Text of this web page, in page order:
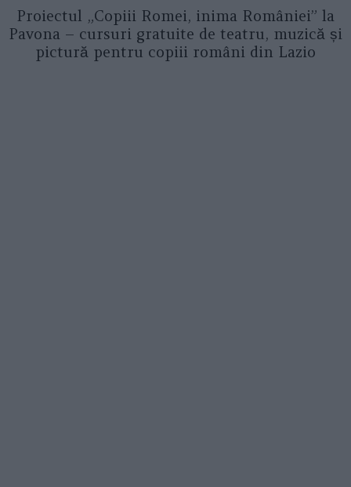
Proiectul „Copiii Romei, inima României” la
Pavona – cursuri gratuite de teatru, muzică și
pictură pentru copiii români din Lazio